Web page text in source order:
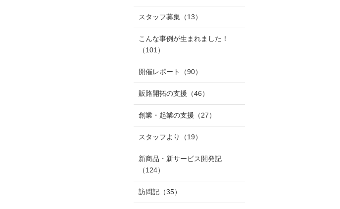
スタッフ募集 （13）
こんな事例が生まれました！
（101）
開催レポート （90）
販路開拓の支援 （46）
創業・起業の支援 （27）
スタッフより （19）
新商品・新サービス開発記
（124）
訪問記 （35）